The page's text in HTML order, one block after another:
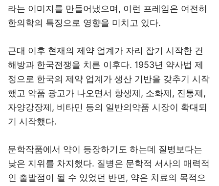
라는 이미지를 만들어냈으며, 이런 프레임은 여전히
한의학의 특징으로 영향을 미치고 있다.
근대 이후 현재의 제약 업계가 자리 잡기 시작한 건
해방과 한국전쟁을 치른 이후다. 1953년 약사법 제
정으로 한국의 제약 업계가 생산 기반을 갖추기 시작
했고 약품 광고가 나오면서 항생제, 소화제, 진통제,
자양강장제, 비타민 등의 일반의약품 시장이 확대되
기 시작했다.
문학작품에서 약이 등장하기도 하는데 질병보다는
낮은 지위를 차지했다. 질병은 문학적 서사의 매력적
인 출발점이 될 수 있었던 반면, 약은 치료의 목적으